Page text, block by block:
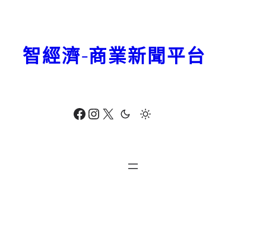
Facebook Instagram X
智經濟-商業新聞平台